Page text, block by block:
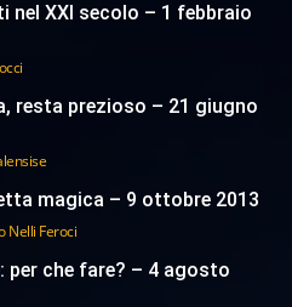
nel XXI secolo – 1 febbraio
resta prezioso – 21 giugno
magica – 9 ottobre 2013
Nelli Feroci
per che fare? – 4 agosto